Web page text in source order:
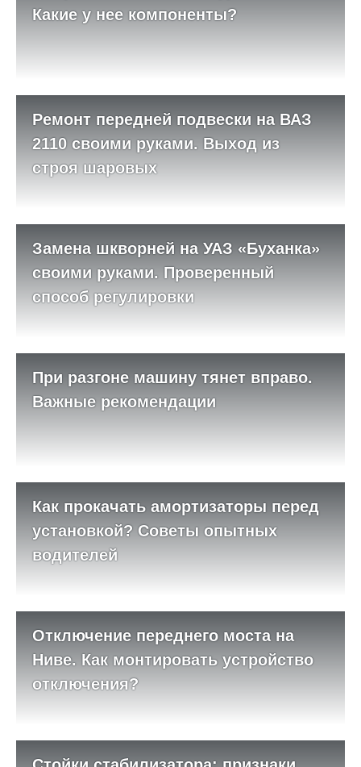
Какие у нее компоненты?
Ремонт передней подвески на ВАЗ
2110 своими руками. Выход из
строя шаровых
Замена шкворней на УАЗ «Буханка»
своими руками. Проверенный
способ регулировки
При разгоне машину тянет вправо.
Важные рекомендации
Как прокачать амортизаторы перед
установкой? Советы опытных
водителей
Отключение переднего моста на
Ниве. Как монтировать устройство
отключения?